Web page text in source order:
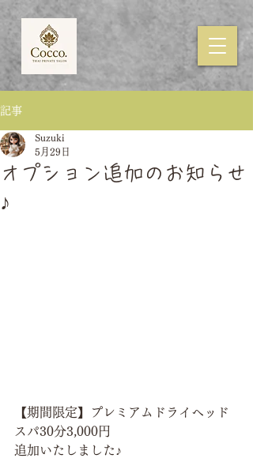
記事
オプション追加のお知らせ
♪
Suzuki
5月29日
【期間限定】プレミアムドライヘッド
スパ30分3,000円
追加いたしました♪